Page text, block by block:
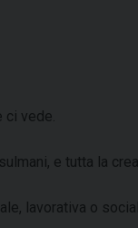
ci vede.
e tutta la
lavorativa o